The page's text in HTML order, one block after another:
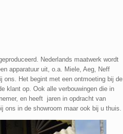
Nederlands maatwerk wordt
apparatuur uit, o.a. Miele, Aeg, Neff
ons. Het begint met een ontmoeting bij de
klant op. Ook alle verbouwingen die in
en heeft jaren in opdracht van
ons in de showroom maar ook bij u thuis.